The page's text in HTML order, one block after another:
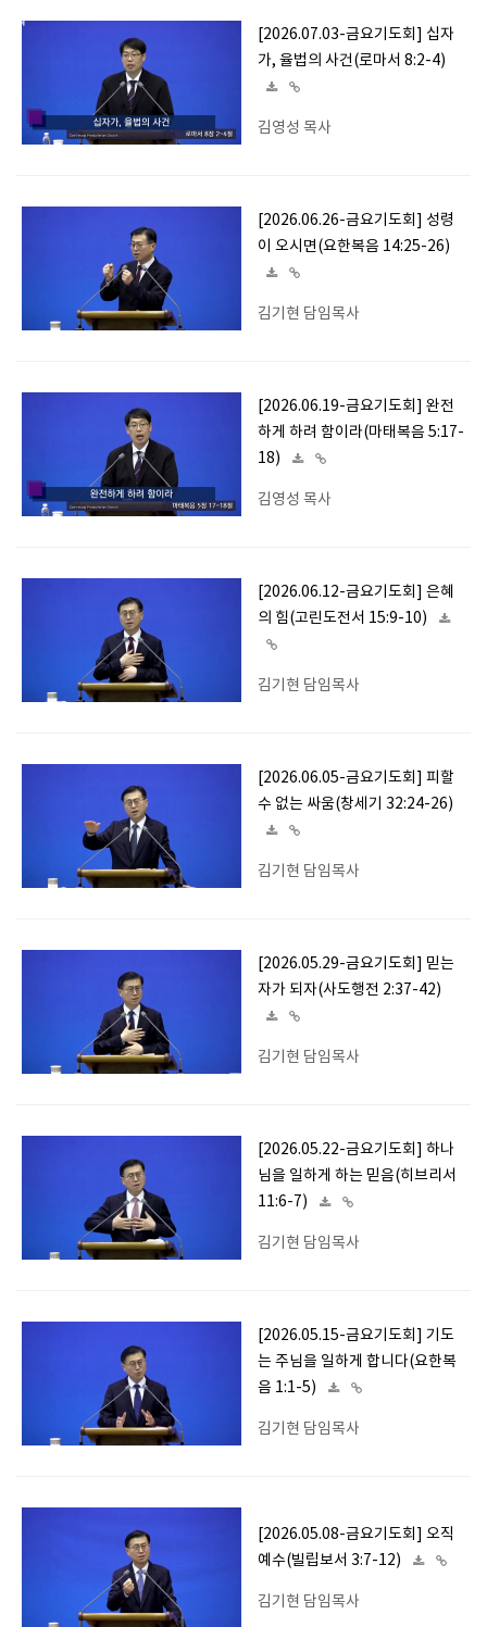
[2026.07.03-금요기도회] 십자
가, 율법의 사건(로마서 8:2-4)
김영성 목사
[2026.06.26-금요기도회] 성령
이 오시면(요한복음 14:25-26)
김기현 담임목사
[2026.06.19-금요기도회] 완전
하게 하려 함이라(마태복음 5:17-
18)
김영성 목사
[2026.06.12-금요기도회] 은혜
의 힘(고린도전서 15:9-10)
김기현 담임목사
[2026.06.05-금요기도회] 피할
수 없는 싸움(창세기 32:24-26)
김기현 담임목사
[2026.05.29-금요기도회] 믿는
자가 되자(사도행전 2:37-42)
김기현 담임목사
[2026.05.22-금요기도회] 하나
님을 일하게 하는 믿음(히브리서
11:6-7)
김기현 담임목사
[2026.05.15-금요기도회] 기도
는 주님을 일하게 합니다(요한복
음 1:1-5)
김기현 담임목사
[2026.05.08-금요기도회] 오직
예수(빌립보서 3:7-12)
김기현 담임목사